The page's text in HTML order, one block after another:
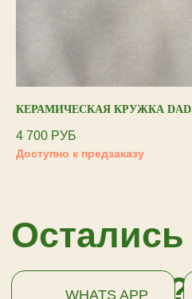
КЕРАМИЧЕСКАЯ КРУЖКА
4 700 РУБ